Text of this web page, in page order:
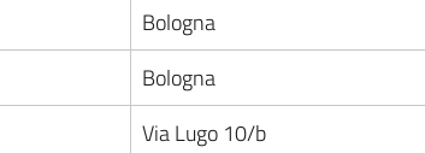
Bologna
Bologna
Via Lugo 10/b